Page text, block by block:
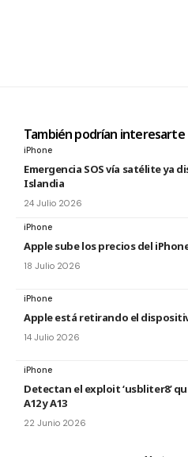
También podrían interesarte
iPhone
Emergencia SOS vía satélite ya
Islandia
24 Julio 2026
iPhone
Apple sube los precios del
18 Julio 2026
iPhone
Apple está retirando el
14 Julio 2026
iPhone
Detectan el exploit ‘usbliter8’
A12 y A13
22 Junio 2026